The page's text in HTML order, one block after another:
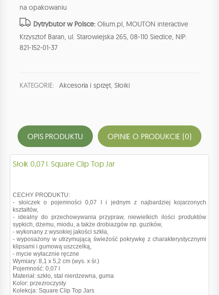
na opakowaniu
Dytrybutor w Polsce: Olium.pl, MOUTON interactive
Krzysztof Baran, ul. Starowiejska 265, 08-110 Siedlce, NIP:
821-152-01-37
KATEGORIE: Akcesoria i sprzęt, Słoiki
OPIS PRODUKTU OPINIE O PRODUKCIE (0)
Słoik 0,07 l. Square Clip Top Jar
CECHY PRODUKTU:
- słoiczek o pojemności 0,07 l i jednym z najbardziej kojarzonych
kształtów,
- idealny do przechowywania przypraw, niewielkich ilości produktów
sypkich, dżemu, miodu, a także drobiazgów np. guzików,
- wykonany z wysokiej jakości szkła,
- wyposażony w utrzymującą świeżość pokrywkę z charakterystycznymi
klipsami i gumową uszczelką,
- mycie wyłacznie ręczne
Wymiary: 8,1 x 5,2 cm (wys. x śr.)
Pojemność: 0,07 l
Materiał: szkło, stal nierdzewna, guma
Kolor: przezroczysty
Kolekcja: Square Clip Top Jars